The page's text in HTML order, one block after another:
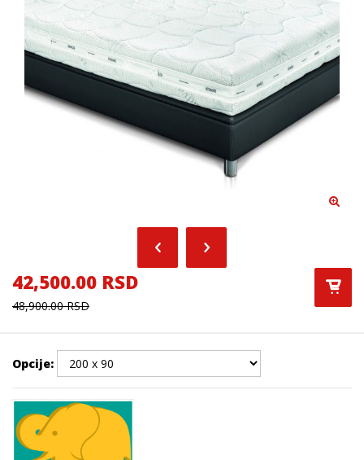
42,500.00 RSD
48,900.00 RSD
Opcije: